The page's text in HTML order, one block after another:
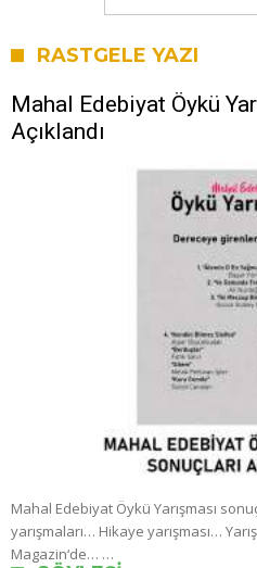
RASTGELE YAZI
Mahal Edebiyat Öykü
Açıklandı
Mahal Edebiyat Öykü Yarışması
yarışmaları… Hikaye yarışması…
Magazin‘de… …